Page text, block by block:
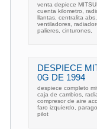
venta depiece
cuenta kilometro,
llantas, centralita
ventiladores,
palieres, cinturones,
DESPIECE
0G DE 1994
despiece completo
caja de cambios,
compresor de aire
faro izquierdo,
pilot